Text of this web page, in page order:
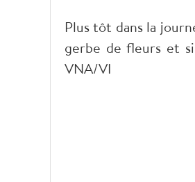
Plus tôt dans la
gerbe de fleurs et
VNA/VI